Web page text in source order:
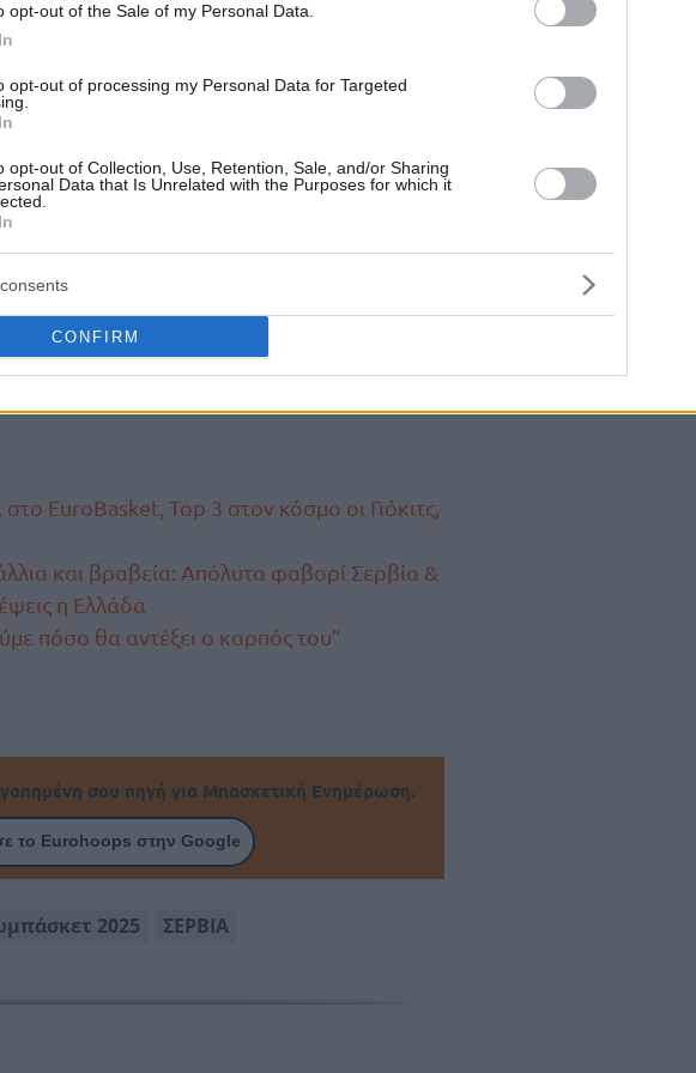
opt-out of the Sale of my Personal Data.
opt-out of processing my Personal Data for Targeted
opt-out of Collection, Use, Retention, Sale, and/or Sharing
Data that Is Unrelated with the Purposes for which it
CONFIRM
δεν υπήρξαν συνέπειες από τον
και καιρό. Για εμάς, κάθε μέρα είναι
Ίσως παίξει λίγο με τη
προσεκτικοί.
να επιστρέψει, αλλά μερικές φορές
είπε ο Σέρβος προπονητής, που πρόσθεσε
δωδεκάδα την Κυριακή (24/8).
στα φιλικά παιχνίδια προετοιμασία για το
ο Μίτσιτς και προφανώς η επιστροφή του
ρόστερ τους.
EuroBasket, Top 3 στον κόσμο οι Γιόκιτς,
και βραβεία: Απόλυτα φαβορί Σερβία &
η Ελλάδα
πόσο θα αντέξει ο καρπός του”
σου πηγή για Μπασκετική Ενημέρωση.
το Eurohoops στην Google
2025 ΣΕΡΒΙΑ